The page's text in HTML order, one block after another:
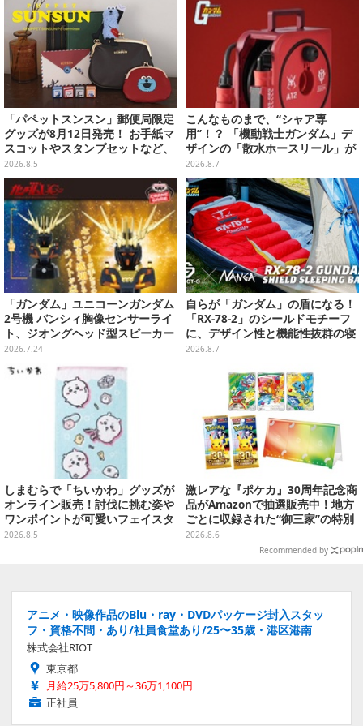
「パペットスンスン」郵便局限定
グッズが8月12日発売！ お手紙マ
スコットやスタンプセットなど、
可愛すぎる全5アイテムがライン
ナップ
2026.8.5
こんなものまで、“シャア専
用”！？ 「機動戦士ガンダム」デ
ザインの「散水ホースリール」が
予約開始ーあえて存在感を放つ赤
さ
2026.8.7
「ガンダム」ユニコーンガンダム
2号機 バンシィ胸像センサーライ
ト、ジオングヘッド型スピーカー
が8月6日より順次プライズ展開！
2026.7.24
自らが「ガンダム」の盾になる！
「RX-78-2」のシールドモチーフ
に、デザイン性と機能性抜群の寝
袋がプレバンで2次予約
2026.8.7
しまむらで「ちいかわ」グッズが
オンライン販売！討伐に挑む姿や
ワンポイントが可愛いフェイスタ
オル、バスマットなど全14種
2026.8.5
激レアな『ポケカ』30周年記念商
品がAmazonで抽選販売中！地方
ごとに収録された“御三家”の特別
カード
2026.8.6
Recommended by
アニメ・映像作品のBlu・ray・DVDパッケージ封入スタッ
フ・資格不問・あり/社員食堂あり/25〜35歳・港区港南
株式会社RIOT
東京都
月給25万5,800円～36万1,100円
正社員